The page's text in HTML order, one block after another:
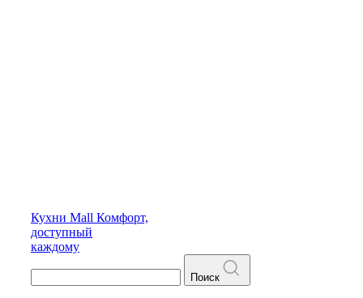
Кухни Mall Комфорт,
доступный
каждому
Поиск